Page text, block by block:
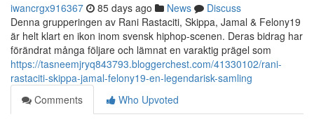
iwancrgx916367 85 days ago News
Discuss
Denna grupperingen av Rani Rastaciti, Skippa, Jamal & Felony19
är helt klart en ikon inom svensk hiphop-scenen. Deras bidrag har
förändrat många följare och lämnat en varaktig prägel som
https://tasneemjryq843793.bloggerchest.com/41330102/rani-
rastaciti-skippa-jamal-felony19-en-legendarisk-samling
Comments
Who Upvoted